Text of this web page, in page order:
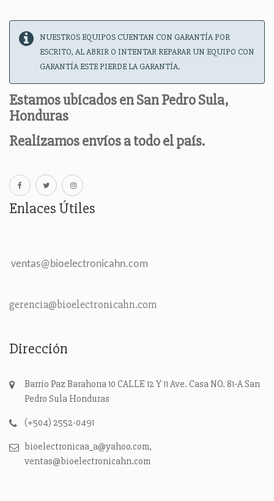
NUESTROS EQUIPOS CUENTAN CON GARANTÍA POR
ESCRITO, AL ABRIR O INTENTAR REPARAR UN EQUIPO CON
GARANTÍA ESTE PIERDE LA GARANTÍA.
Estamos ubicados en San Pedro Sula,
Honduras
Realizamos envíos a todo el país.
Enlaces Útiles
ventas@bioelectronicahn.com
gerencia@bioelectronicahn.com
Dirección
Barrio Paz Barahona 10 CALLE 12 Y 11 Ave. Casa NO. 81-ASan
Pedro Sula Honduras
(+504) 2552-0491
bioelectronicaa_a@yahoo.com,
ventas@bioelectronicahn.com